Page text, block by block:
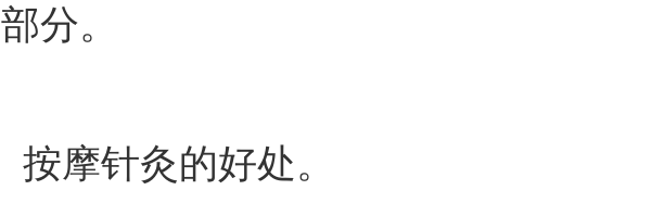
部分。
按摩针灸的好处。